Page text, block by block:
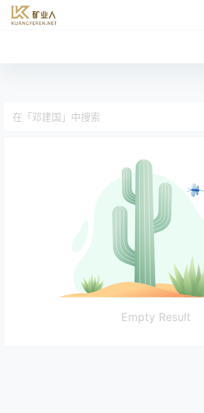
Empty Result